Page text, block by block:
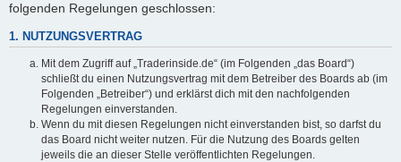
folgenden Regelungen geschlossen:
1. NUTZUNGSVERTRAG
Mit dem Zugriff auf „Traderinside.de“ (im Folgenden „das Board“)
schließt du einen Nutzungsvertrag mit dem Betreiber des Boards ab (im
Folgenden „Betreiber“) und erklärst dich mit den nachfolgenden
Regelungen einverstanden.
Wenn du mit diesen Regelungen nicht einverstanden bist, so darfst du
das Board nicht weiter nutzen. Für die Nutzung des Boards gelten
jeweils die an dieser Stelle veröffentlichten Regelungen.